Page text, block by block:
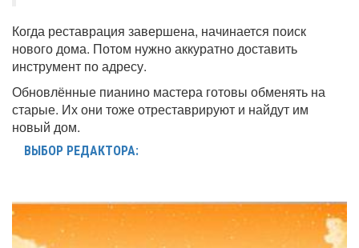
Когда реставрация завершена, начинается поиск
нового дома. Потом нужно аккуратно доставить
инструмент по адресу.
Обновлённые пианино мастера готовы обменять на
старые. Их они тоже отреставрируют и найдут им
новый дом.
ВЫБОР РЕДАКТОРА: